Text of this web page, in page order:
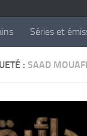
Séries et
: SAAD